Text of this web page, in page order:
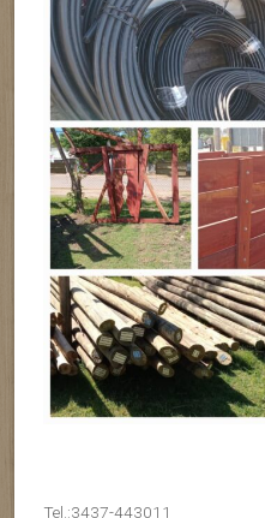
Tel.:3437-443011